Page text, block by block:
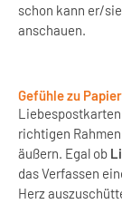
schon kann er/
anschauen.
Gefühle zu
richtigen
äußern. Egal ob
das Verfassen
Herz